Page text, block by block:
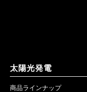
太陽光発電
商品ラインナップ